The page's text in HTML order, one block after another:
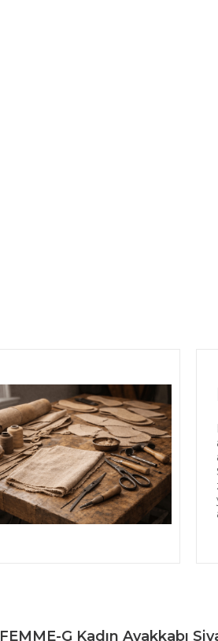
FEMME-G Kadın Ayakkabı